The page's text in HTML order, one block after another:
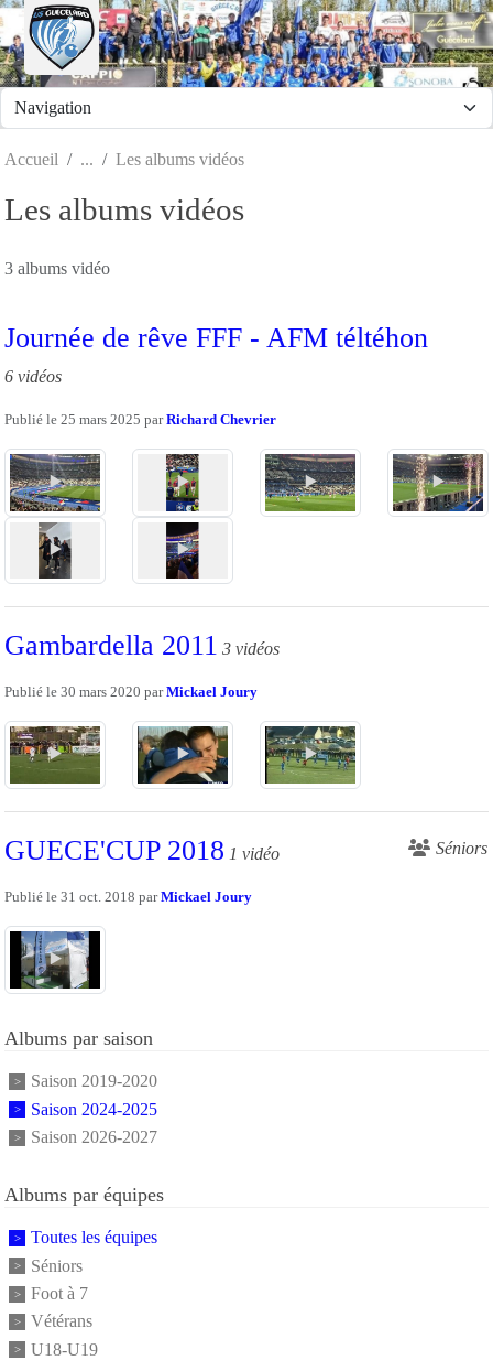
Accueil Les albums vidéos
Les albums vidéos
3 albums vidéo
Journée de rêve FFF - AFM téltéhon
6 vidéos
Publié le 25 mars 2025 parRichard Chevrier
Gambardella 2011 3 vidéos
Publié le 30 mars 2020 parMickael Joury
GUECE'CUP 2018 1 vidéo Séniors
Publié le 31 oct. 2018 parMickael Joury
Albums par saison
Saison 2019-2020
Saison 2024-2025
Saison 2026-2027
Albums par équipes
Toutes les équipes
Séniors
Foot à 7
Vétérans
U18-U19
Panneau de gestion des cookies